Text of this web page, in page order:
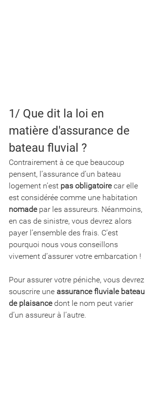
1/ Que dit la loi en
matière d'assurance de
bateau fluvial ?
Contrairement à ce que beaucoup
pensent, l’assurance d’un bateau
logement n’est pas obligatoire car elle
est considérée comme une habitation
nomade par les assureurs. Néanmoins,
en cas de sinistre, vous devrez alors
payer l’ensemble des frais. C’est
pourquoi nous vous conseillons
vivement d’assurer votre embarcation !
Pour assurer votre péniche, vous devrez
souscrire une assurance fluviale bateau
de plaisance dont le nom peut varier
d’un assureur à l’autre.